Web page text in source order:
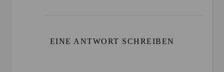
EINE ANTWORT SCHREIBEN